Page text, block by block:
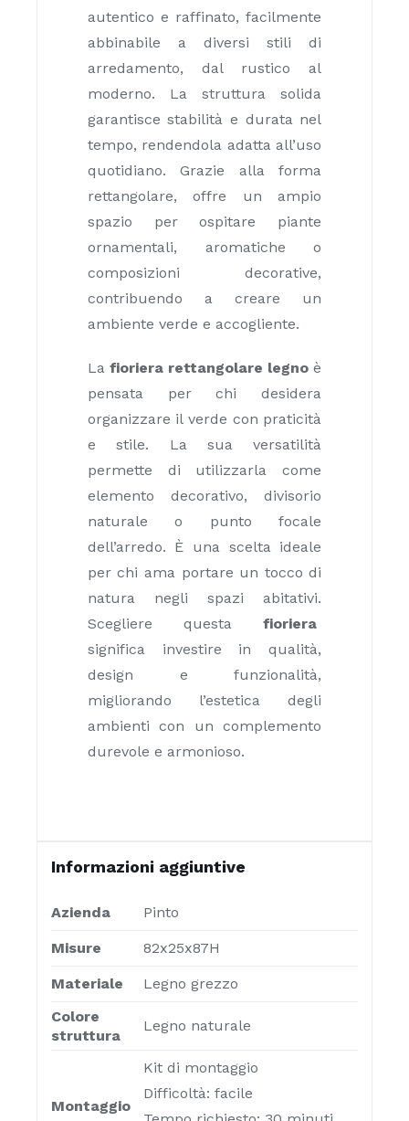
autentico e raffinato, facilmente
abbinabile a diversi stili di
arredamento, dal rustico al
moderno. La struttura solida
garantisce stabilità e durata nel
tempo, rendendola adatta all’uso
quotidiano. Grazie alla forma
rettangolare, offre un ampio
spazio per ospitare piante
ornamentali, aromatiche o
composizioni decorative,
contribuendo a creare un
ambiente verde e accogliente.
La fioriera rettangolare legno è
pensata per chi desidera
organizzare il verde con praticità
e stile. La sua versatilità
permette di utilizzarla come
elemento decorativo, divisorio
naturale o punto focale
dell’arredo. È una scelta ideale
per chi ama portare un tocco di
natura negli spazi abitativi.
Scegliere questafioriera
significa investire in qualità,
design e funzionalità,
migliorando l’estetica degli
ambienti con un complemento
durevole e armonioso.
Informazioni aggiuntive
Azienda Pinto
Misure 82x25x87H
Materiale
Legno grezzo
Colore
struttura
Legno naturale
Montaggio
Kit di montaggio
Difficoltà: facile